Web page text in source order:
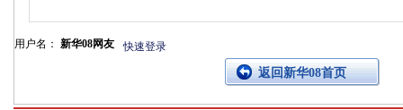
用户名： 新华08网友 快速登录
返回新华08首页